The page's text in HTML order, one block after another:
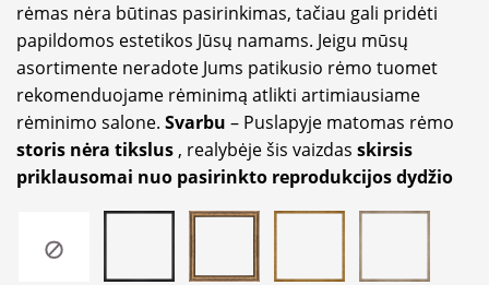
rėmas nėra būtinas pasirinkimas, tačiau gali pridėti
papildomos estetikos Jūsų namams. Jeigu mūsų
asortimente neradote Jums patikusio rėmo tuomet
rekomenduojame rėminimą atlikti artimiausiame
rėminimo salone. Svarbu – Puslapyje matomas rėmo
storis nėra tikslus , realybėje šis vaizdas skirsis
priklausomai nuo pasirinkto reprodukcijos dydžio